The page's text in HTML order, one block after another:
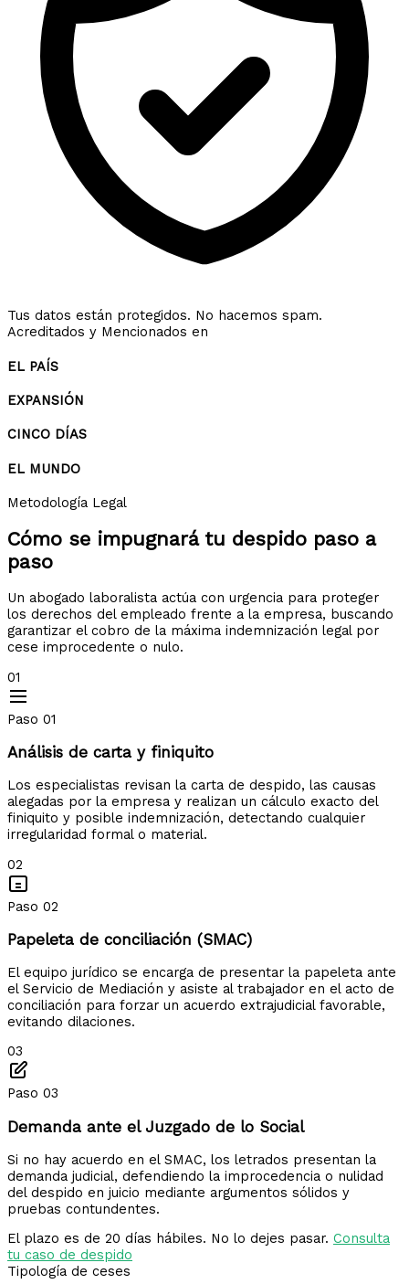
Tus datos están protegidos. No hacemos spam.
Acreditados y Mencionados en
EL PAÍS
EXPANSIÓN
CINCO DÍAS
EL MUNDO
Metodología Legal
Cómo se impugnará tu despido paso a
paso
Un abogado laboralista actúa con urgencia para proteger
los derechos del empleado frente a la empresa, buscando
garantizar el cobro de la máxima indemnización legal por
cese improcedente o nulo.
01
Paso 01
Análisis de carta y finiquito
Los especialistas revisan la carta de despido, las causas
alegadas por la empresa y realizan un cálculo exacto del
finiquito y posible indemnización, detectando cualquier
irregularidad formal o material.
02
Paso 02
Papeleta de conciliación (SMAC)
El equipo jurídico se encarga de presentar la papeleta ante
el Servicio de Mediación y asiste al trabajador en el acto de
conciliación para forzar un acuerdo extrajudicial favorable,
evitando dilaciones.
03
Paso 03
Demanda ante el Juzgado de lo Social
Si no hay acuerdo en el SMAC, los letrados presentan la
demanda judicial, defendiendo la improcedencia o nulidad
del despido en juicio mediante argumentos sólidos y
pruebas contundentes.
El plazo es de 20 días hábiles. No lo dejes pasar. Consulta
tu caso de despido
Tipología de ceses